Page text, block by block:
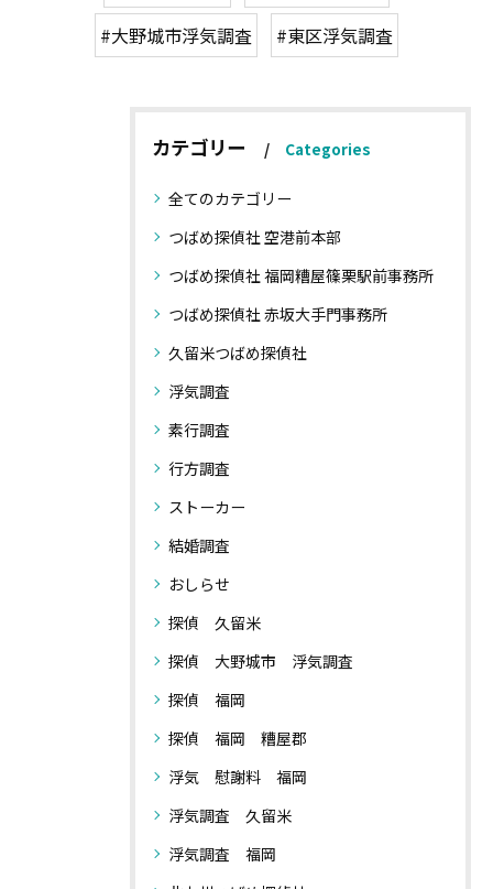
#大野城市浮気調査
#東区浮気調査
カテゴリー Categories
全てのカテゴリー
つばめ探偵社 空港前本部
つばめ探偵社 福岡糟屋篠栗駅前事務所
つばめ探偵社 赤坂大手門事務所
久留米つばめ探偵社
浮気調査
素行調査
行方調査
ストーカー
結婚調査
おしらせ
探偵 久留米
探偵 大野城市 浮気調査
探偵 福岡
探偵 福岡 糟屋郡
浮気 慰謝料 福岡
浮気調査 久留米
浮気調査 福岡